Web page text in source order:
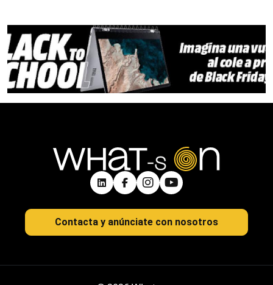
Contacta y anúnciate con nosotros